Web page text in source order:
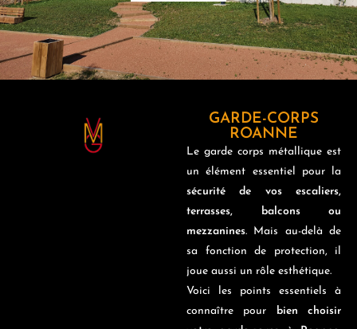
GARDE-CORPS
ROANNE
Le garde corps métallique est
un élément essentiel pour la
sécurité de vos escaliers,
terrasses, balcons ou
mezzanines. Mais au-delà de
sa fonction de protection, il
joue aussi un rôle esthétique.
Voici les points essentiels à
connaître pour bien choisir